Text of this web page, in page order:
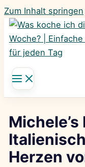
Zum Inhalt springen
Michele’s
Herzen